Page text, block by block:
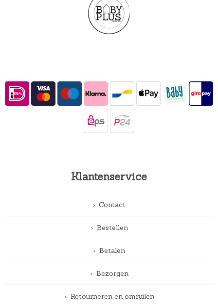
Klantenservice
Contact
Bestellen
Betalen
Bezorgen
Retourneren en omruilen